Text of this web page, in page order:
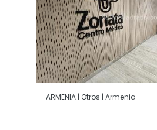
ARMENIA | Otros | Armenia